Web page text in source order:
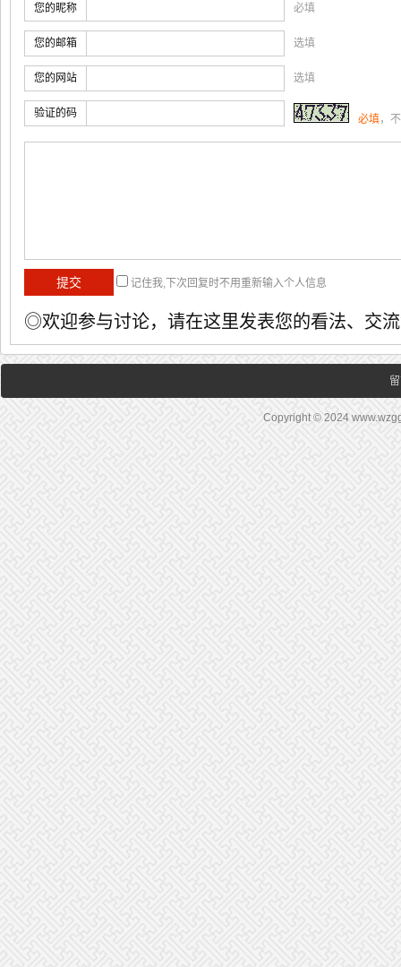
您的昵称 必填
您的邮箱 选填
您的网站 选填
验证的码 必填，
记住我,下次回复时不用重新输入个人信息
◎欢迎参与讨论，请在这里发表您的看法、交
Copyright © 2024